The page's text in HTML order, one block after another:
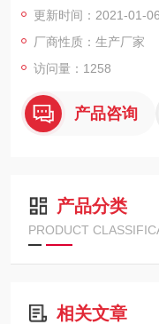
部、造粒室（2）的下部
口（6）。
更新时间：2021-01-06
厂商性质：生产厂家
访问量：1258
产品咨询
产品分类
PRODUCT
相关文章